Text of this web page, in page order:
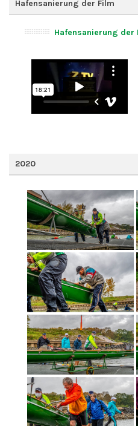
Hafensanierung der Film
Hafensanierung der
2020